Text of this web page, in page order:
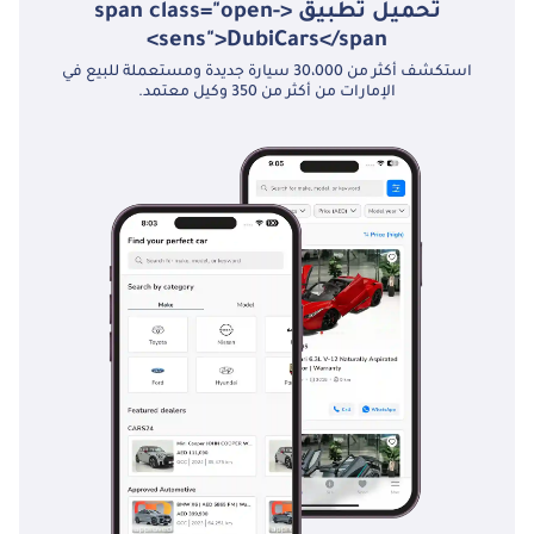
وأدوات تحكم في
الإضاءة - مساند راحة
اليد الخلفية اليمنى
واليسرى، وطاولة
مفكرة، ومصدر طاقة
تيار مستمر، ومقابس
وصندوق وحدة التحكم
خلفية مزدوجة قابلة
للتعديل للترفيه في
المقعد الخلفي مع
تحميل تطبيق <span class="open-
sens">DubiCars</span>
استكشف أكثر من 30،000 سيارة جديدة ومستعملة للبيع في
الإمارات من أكثر من 350 وكيل معتمد.